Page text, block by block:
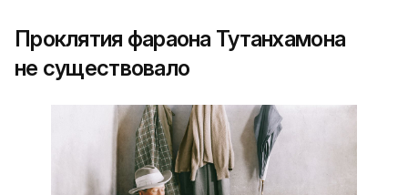
Проклятия фараона Тутанхамона
не существовало